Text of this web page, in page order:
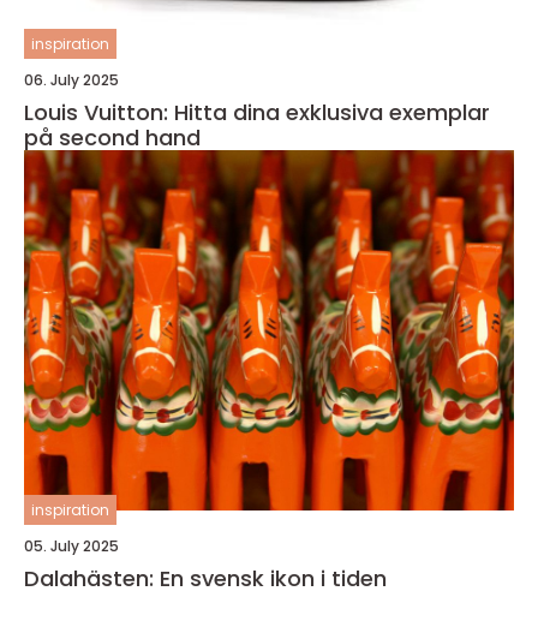
inspiration
06. July 2025
Louis Vuitton: Hitta dina exklusiva exemplar
på second hand
inspiration
05. July 2025
Dalahästen: En svensk ikon i tiden